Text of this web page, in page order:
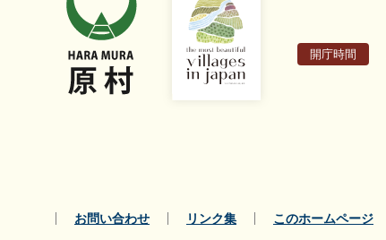
開庁時間
お問い合わせ リンク集 このホームページ